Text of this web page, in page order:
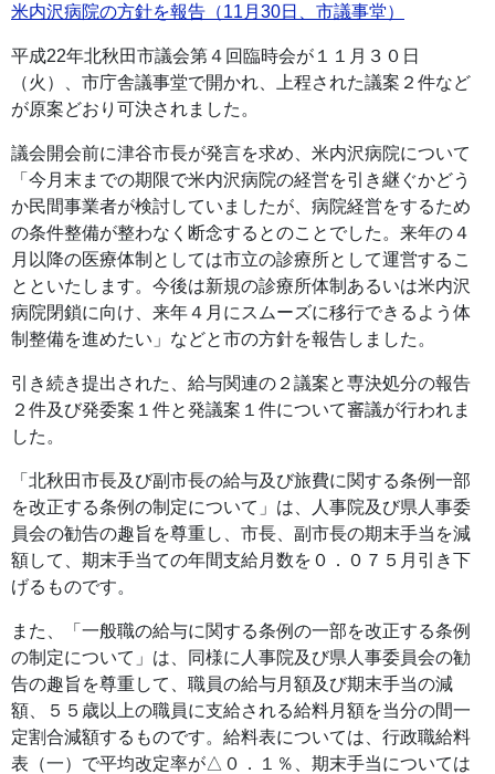
米内沢病院の方針を報告（11月30日、市議事堂）
平成22年北秋田市議会第４回臨時会が１１月３０日
（火）、市庁舎議事堂で開かれ、上程された議案２件など
が原案どおり可決されました。
議会開会前に津谷市長が発言を求め、米内沢病院について
「今月末までの期限で米内沢病院の経営を引き継ぐかどう
か民間事業者が検討していましたが、病院経営をするため
の条件整備が整わなく断念するとのことでした。来年の４
月以降の医療体制としては市立の診療所として運営するこ
とといたします。今後は新規の診療所体制あるいは米内沢
病院閉鎖に向け、来年４月にスムーズに移行できるよう体
制整備を進めたい」などと市の方針を報告しました。
引き続き提出された、給与関連の２議案と専決処分の報告
２件及び発委案１件と発議案１件について審議が行われま
した。
「北秋田市長及び副市長の給与及び旅費に関する条例一部
を改正する条例の制定について」は、人事院及び県人事委
員会の勧告の趣旨を尊重し、市長、副市長の期末手当を減
額して、期末手当ての年間支給月数を０．０７５月引き下
げるものです。
また、「一般職の給与に関する条例の一部を改正する条例
の制定について」は、同様に人事院及び県人事委員会の勧
告の趣旨を尊重して、職員の給与月額及び期末手当の減
額、５５歳以上の職員に支給される給料月額を当分の間一
定割合減額するものです。給料表については、行政職給料
表（一）で平均改定率が△０．１％、期末手当については